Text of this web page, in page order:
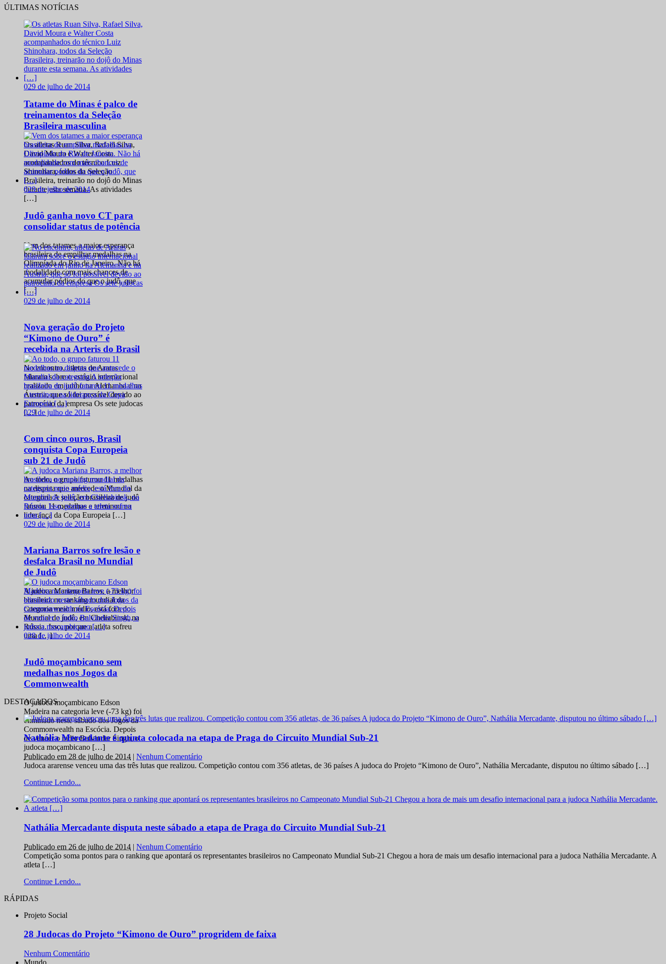
ÚLTIMAS NOTÍCIAS
029 de julho de 2014
Tatame do Minas é palco de
treinamentos da Seleção
Brasileira masculina
Os atletas Ruan Silva, Rafael Silva,
David Moura e Walter Costa
acompanhados do técnico Luiz
Shinohara, todos da Seleção
Brasileira, treinarão no dojô do Minas
durante esta semana. As atividades
[…]
029 de julho de 2014
Judô ganha novo CT para
consolidar status de potência
Vem dos tatames a maior esperança
brasileira de empilhar medalhas na
Olimpíada do Rio de Janeiro. Não há
modalidade com mais chances de
acumular pódios do que o judô, que
[…]
029 de julho de 2014
Nova geração do Projeto
“Kimono de Ouro” é
recebida na Arteris do Brasil
No encontro, atletas de Araras
falaram sobre o estágio internacional
realizado em junho na Alemanha e na
Áustria, que só foi possível devido ao
patrocínio da empresa Os sete judocas
[…]
029 de julho de 2014
Com cinco ouros, Brasil
conquista Copa Europeia
sub 21 de Judô
Ao todo, o grupo faturou 11 medalhas
na disputa que antecede o Mundial da
categoria A seleção brasileira de judô
faturou 11 medalhas e terminou na
liderança da Copa Europeia […]
029 de julho de 2014
Mariana Barros sofre lesão e
desfalca Brasil no Mundial
de Judô
A judoca Mariana Barros, a melhor
brasileira no ranking mundial da
categoria meio médio, está fora do
Mundial de judô, em Cheliabinsk, na
Rússia. Isso, porque a atleta sofreu
uma […]
028 de julho de 2014
Judô moçambicano sem
medalhas nos Jogos da
Commonwealth
O judoca moçambicano Edson
Madeira na categoria leve (-73 kg) foi
eliminado neste sábado dos Jogos da
Commonwealth na Escócia. Depois
de vencer o índio Balvinder Singh, o
judoca moçambicano […]
DESTACADOS
Nathália Mercadante é quinta colocada na etapa de Praga do Circuito Mundial Sub-21
Publicado em 28 de julho de 2014 | Nenhum Comentário
Judoca ararense venceu uma das três lutas que realizou. Competição contou com 356 atletas, de 36 países A judoca do Projeto “Kimono de Ouro”, Nathália Mercadante, disputou no último sábado […]
Continue Lendo...
Nathália Mercadante disputa neste sábado a etapa de Praga do Circuito Mundial Sub-21
Publicado em 26 de julho de 2014 | Nenhum Comentário
Competição soma pontos para o ranking que apontará os representantes brasileiros no Campeonato Mundial Sub-21 Chegou a hora de mais um desafio internacional para a judoca Nathália Mercadante. A
atleta […]
Continue Lendo...
RÁPIDAS
Projeto Social
28 Judocas do Projeto “Kimono de Ouro” progridem de faixa
Nenhum Comentário
Mundo